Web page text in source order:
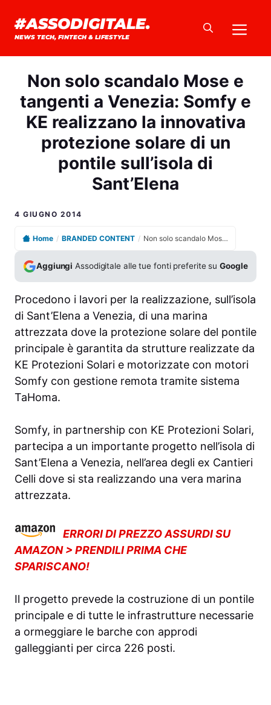
contenuto
#ASSODIGITALE.
NEWS TECH, FINTECH & LIFESTYLE
Non solo scandalo Mose e
tangenti a Venezia: Somfy e
KE realizzano la innovativa
protezione solare di un
pontile sull’isola di
Sant’Elena
4 GIUGNO 2014
Home / BRANDED CONTENT / Non solo scandalo Mose e tangenti a Venezia: Somfy e KE realizzano la innovativa protezione solare di un pontile sull’isola di Sant’Elena
Aggiungi Assodigitale alle tue fonti preferite suGoogle
Procedono i lavori per la realizzazione, sull’isola
di Sant’Elena a Venezia, di una marina
attrezzata dove la protezione solare del pontile
principale è garantita da strutture realizzate da
KE Protezioni Solari e motorizzate con motori
Somfy con gestione remota tramite sistema
TaHoma.
Somfy, in partnership con KE Protezioni Solari,
partecipa a un importante progetto nell’isola di
Sant’Elena a Venezia, nell’area degli ex Cantieri
Celli dove si sta realizzando una vera marina
attrezzata.
ERRORI DI PREZZO ASSURDI SU
AMAZON > PRENDILI PRIMA CHE
SPARISCANO!
Il progetto prevede la costruzione di un pontile
principale e di tutte le infrastrutture necessarie
a ormeggiare le barche con approdi
galleggianti per circa 226 posti.